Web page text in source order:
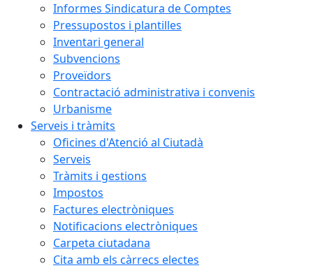
Informes Sindicatura de Comptes
Pressupostos i plantilles
Inventari general
Subvencions
Proveïdors
Contractació administrativa i convenis
Urbanisme
Serveis i tràmits
Oficines d'Atenció al Ciutadà
Serveis
Tràmits i gestions
Impostos
Factures electròniques
Notificacions electròniques
Carpeta ciutadana
Cita amb els càrrecs electes